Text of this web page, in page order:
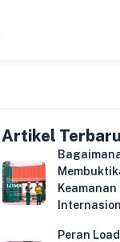
Artikel Terbaru
Peran